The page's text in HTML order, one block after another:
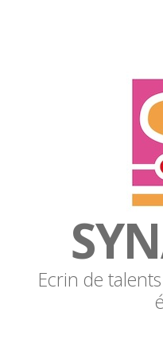
Ecrin de